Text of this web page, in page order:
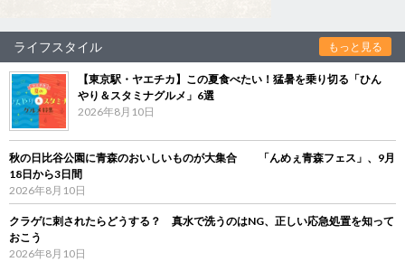
ライフスタイル もっと見る
【東京駅・ヤエチカ】この夏食べたい！猛暑を乗り切る「ひん
やり＆スタミナグルメ」6選
2026年8月10日
秋の日比谷公園に青森のおいしいものが大集合 「んめぇ青森フェス」、9月
18日から3日間
2026年8月10日
クラゲに刺されたらどうする？ 真水で洗うのはNG、正しい応急処置を知って
おこう
2026年8月10日